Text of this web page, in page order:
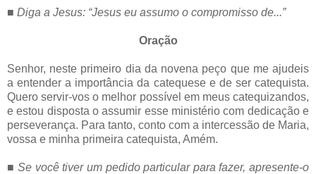
■ Diga a Jesus: “Jesus eu assumo o compromisso de...”
Oração
Senhor, neste primeiro dia da novena peço que me ajudeis
a entender a importância da catequese e de ser catequista.
Quero servir-vos o melhor possível em meus catequizandos,
e estou disposta o assumir esse ministério com dedicação e
perseverança. Para tanto, conto com a intercessão de Maria,
vossa e minha primeira catequista, Amém.
■Se você tiver um pedido particular para fazer, apresente-o